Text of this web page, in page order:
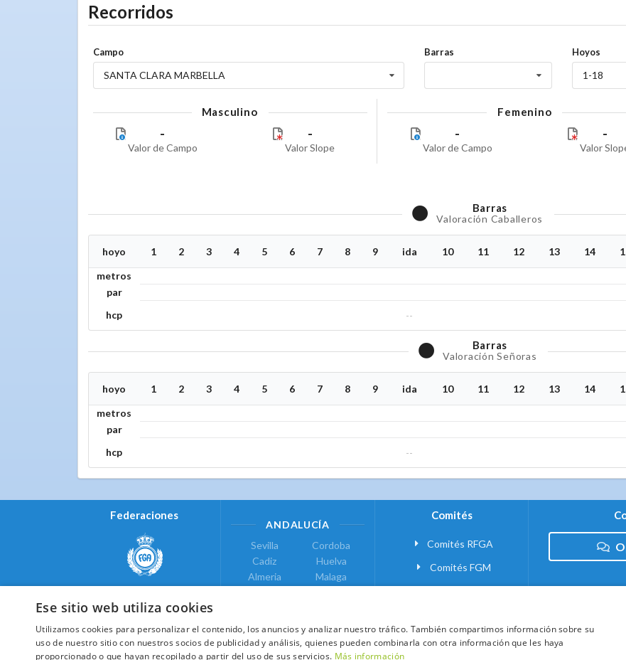
Recorridos
Campo
SANTA CLARA MARBELLA
Barras Hoyos
1-18
Masculino
-
Valor de Campo
-
Valor Slope
Femenino
-
Valor de Campo
-
Valor
Barras
Valoración Caballeros
hoyo 1 2 3 4 5 6 7 8 9 ida 10 11 12 13 14
metros
par
hcp
--
Barras
Valoración Señoras
hoyo 1 2 3 4 5 6 7 8 9 ida 10 11 12 13 14
metros
par
hcp
--
Federaciones
Real Federación Andaluza de
Golf
ANDALUCÍA
Sevilla
Cadiz
Almeria
Cordoba
Huelva
Malaga
Valencia
COMUNIDAD DE MADRID
Comités
Comités RFGA
Comités FGM
Ese sitio web utiliza cookies
Utilizamos cookies para personalizar el contenido, los anuncios y analizar nuestro tráfico. También compartimos información sobre su
uso de nuestro sitio con nuestros socios de publicidad y análisis, quienes pueden combinarla con otra información que les haya
proporcionado o que hayan recopilado a partir del uso de sus servicios. Más información